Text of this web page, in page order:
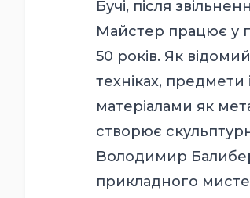
Бучі, після
Майстер працює у
50 років. Як
техніках,
матеріалами як
створює
Володимир
прикладного